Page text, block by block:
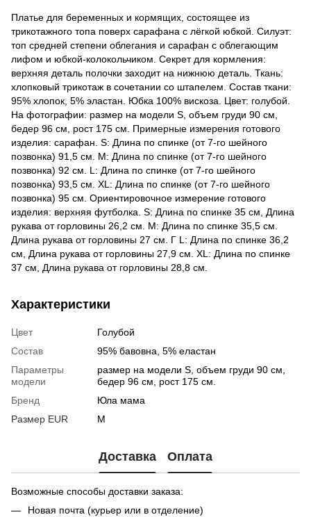
Платье для беременных и кормящих, состоящее из
трикотажного топа поверх сарафана с лёгкой юбкой. Силуэт:
топ средней степени облегания и сарафан с облегающим
лифом и юбкой-колокольчиком. Секрет для кормления:
верхняя деталь полочки заходит на нижнюю деталь. Ткань:
хлопковый трикотаж в сочетании со штапелем. Состав ткани:
95% хлопок, 5% эластан. Юбка 100% вискоза. Цвет: голубой.
На фотографии: размер на модели S, объем груди 90 см,
бедер 96 см, рост 175 см. Примерные измерения готового
изделия: сарафан. S: Длина по спинке (от 7-го шейного
позвонка) 91,5 см. M: Длина по спинке (от 7-го шейного
позвонка) 92 см. L: Длина по спинке (от 7-го шейного
позвонка) 93,5 см. ХL: Длина по спинке (от 7-го шейного
позвонка) 95 см. Ориентировочное измерение готового
изделия: верхняя футболка. S: Длина по спинке 35 см, Длина
рукава от горловины 26,2 см. M: Длина по спинке 35,5 см.
Длина рукава от горловины 27 см. Г L: Длина по спинке 36,2
см, Длина рукава от горловины 27,9 см. ХL: Длина по спинке
37 см, Длина рукава от горловины 28,8 см.
Характеристики
Цвет
Голубой
Состав
95% бавовна, 5% еластан
Параметры
модели
размер на модели S, объем груди 90 см,
бедер 96 см, рост 175 см.
Бренд
Юла мама
Размер EUR
M
Доставка Оплата
Возможные способы доставки заказа:
Новая почта (курьер или в отделение)